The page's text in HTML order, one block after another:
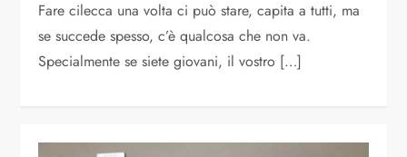
Fare cilecca una volta ci può stare, capita a tutti, ma
se succede spesso, c’è qualcosa che non va.
Specialmente se siete giovani, il vostro […]